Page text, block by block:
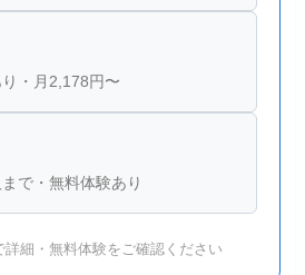
・月2,178円〜
で・無料体験あり
細・無料体験をご確認ください